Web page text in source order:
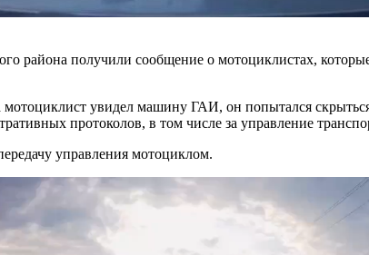
района получили сообщение о мотоциклистах,
увидел машину ГАИ, он попытался
протоколов, в том числе за управление
управления мотоциклом.